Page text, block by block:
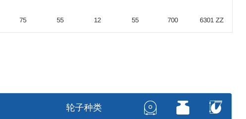
75 55 12 55 700 6301 ZZ
轮子种类